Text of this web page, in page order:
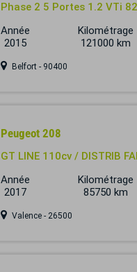
Phase 2 5 Portes 1.2 VTi
Année
2015
Kilométrage
121000 km
Belfort - 90400
Peugeot 208
GT LINE 110cv / DISTRIB
Année
2017
Kilométrage
85750 km
Valence - 26500